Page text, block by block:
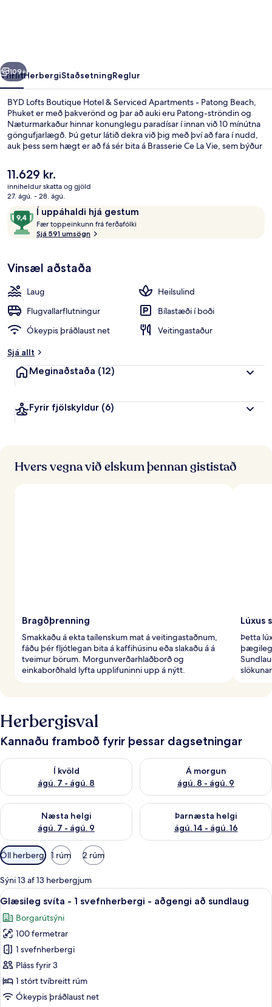
Apartments
-
Patong
Beach,
Phuket
Næsta
109+
YfirlitHerbergiStaðsetningReglur
BYD Lofts Boutique Hotel & Serviced Apartments - Patong Beach,
Phuket er með þakverönd og þar að auki eru Patong-ströndin og
Næturmarkaður hinnar konunglegu paradísar í innan við 10 mínútna
göngufjarlægð. Þú getur látið dekra við þig með því að fara í nudd,
auk þess sem hægt er að fá sér bita á Brasserie Ce La Vie, sem býður
er taílensk matargerðarlist. Það eru 2 útilaugar og 2 barir/setustofur
á þessu hóteli fyrir vandláta auk þess sem ýmis þægindi eru á
herbergjum eins og t.d. ísskápar og örbylgjuofnar. Aðrir gestir hafa
sagt að meðal helstu kosta gististaðarins sé hjálpsamt starfsfólk.
Núverandi
verð
er
11.629 kr.
11.629 kr.
inniheldur skatta og gjöld
27. ágú. - 28. ágú.
UmsagnirÍ uppáhaldi hjá gestum
9,4
af
10,
uppáhaldi
hjá
gestum
Fær toppeinkunn frá ferðafólki
p
p
e
n
n
r
ð
Sjá 591 umsögn
Vinsæl aðstaða
Laug
Heilsulind
Flugvallarflutningur
Bílastæði í boði
Ókeypis þráðlaust net
Veitingastaður
Sjá allt
Meginaðstaða (12)
Fyrir fjölskyldur (6)
Hvers vegna við elskum þennan gististað
Bragðþrenning
Smakkaðu á ekta taílenskum mat á veitingastaðnum,
fáðu þér fljótlegan bita á kaffihúsinu eða slakaðu á á
tveimur börum. Morgunverðarhlaðborð og
einkaborðhald lyfta upplifuninni upp á nýtt.
Lúxus
Þetta
Herbergisval
Kannaðu framboð fyrir þessar dagsetningar
Í kvöld
ágú. 7 - ágú. 8
Athuga framboð í kvöld ágú. 7 - ágú. 8
Á morgun
ágú. 8 - ágú. 9
Athuga framboð á morgun
Næsta helgi
ágú. 7 - ágú. 9
Athuga framboð næstu helgi ágú. 7 - ágú. 9
Þarnæsta helgi
ágú. 14 - ágú. 16
Athuga framboð þarnæstu
Síur
í
boði
fyrir
herbergi
Öll herbergi 1 rúm 2 rúm
Sýni 13 af 13 herbergjum
Skoða
allar
myndir
fyrir
Glæsileg
svíta
-
1
Rúmföt úr egypskri bómull, rúmföt
12
Glæsileg svíta - 1 svefnherbergi - aðgengi að sundlaug
Borgarútsýni
100 fermetrar
1 svefnherbergi
Pláss fyrir 3
1 stórt tvíbreitt rúm
Ókeypis þráðlaust net